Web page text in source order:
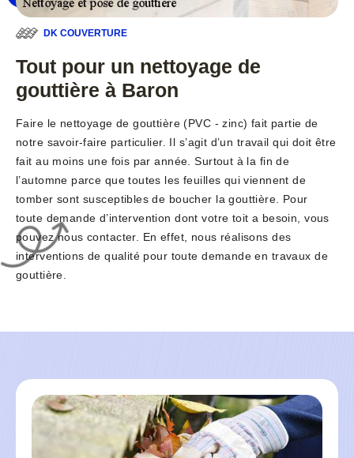
DK COUVERTURE
Tout pour un nettoyage de
gouttière à Baron
Faire le nettoyage de gouttière (PVC - zinc) fait partie de
notre savoir-faire particulier. Il s’agit d’un travail qui doit être
fait au moins une fois par année. Surtout à la fin de
l’automne parce que toutes les feuilles qui viennent de
tomber sont susceptibles de boucher la gouttière. Pour
toute demande d’intervention dont votre toit a besoin, vous
pouvez nous contacter. En effet, nous réalisons des
interventions de qualité pour toute demande en travaux de
gouttière.